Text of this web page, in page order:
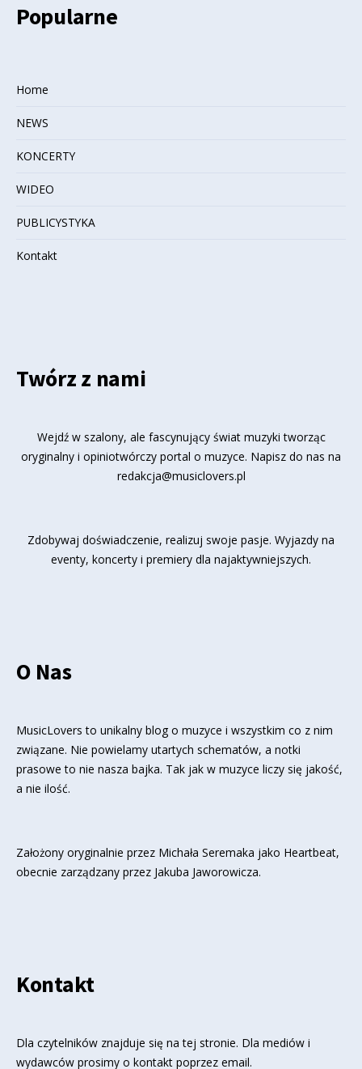
Popularne
Home
NEWS
KONCERTY
WIDEO
PUBLICYSTYKA
Kontakt
Twórz z nami
Wejdź w szalony, ale fascynujący świat muzyki tworząc
oryginalny i opiniotwórczy portal o muzyce. Napisz do nas na
redakcja@musiclovers.pl
Zdobywaj doświadczenie, realizuj swoje pasje. Wyjazdy na
eventy, koncerty i premiery dla najaktywniejszych.
O Nas
MusicLovers to unikalny blog o muzyce i wszystkim co z nim
związane. Nie powielamy utartych schematów, a notki
prasowe to nie nasza bajka. Tak jak w muzyce liczy się jakość,
a nie ilość.
Założony oryginalnie przez Michała Seremaka jako Heartbeat,
obecnie zarządzany przez Jakuba Jaworowicza.
Kontakt
Dla czytelników znajduje się na tej stronie. Dla mediów i
wydawców prosimy o kontakt poprzez email.